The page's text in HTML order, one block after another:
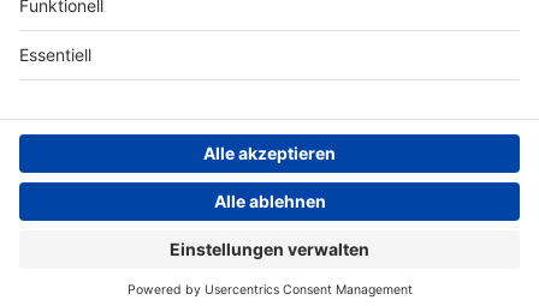
BAYERN
Datenschutz­erklärung
einstellungen
Persönliche Datenkontrolle
ANTENNE BAYERN Live